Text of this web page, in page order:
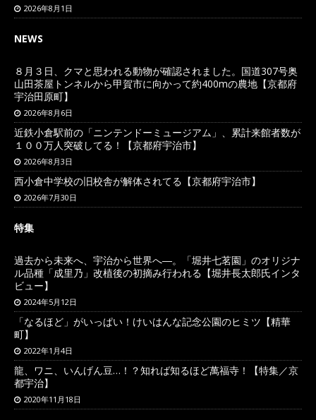
2026年8月1日
NEWS
８月３日、クマと思われる動物が確認されました。国道307号奥
山田茶屋トンネルから甲賀市に向かって約400mの農地【京都府
宇治田原町】
2026年8月6日
近鉄小倉駅前の「ニンテンドーミュージアム」、累計来館者数が
１００万人突破してる！【京都府宇治市】
2026年8月3日
西小倉中学校の旧校舎が解体されてる【京都府宇治市】
2026年7月30日
特集
過去から未来へ、宇治から世界へ―。「堀井七茗園」のオリジナ
ル品種「成里乃」改植後の初摘み行われる【堀井長太郎氏インタ
ビュー】
2024年5月12日
「なるほど」がいっぱい！けいはんな記念公園のヒミツ【精華
町】
2022年1月4日
龍、ワニ、いんげん豆…！？知れば知るほど萬福寺！【特集／京
都宇治】
2020年11月18日